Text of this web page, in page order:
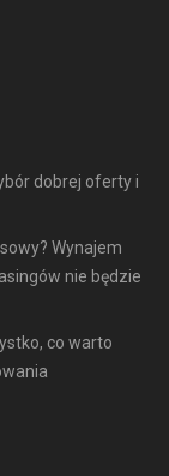
dobrej oferty i
Wynajem
nie będzie
co warto